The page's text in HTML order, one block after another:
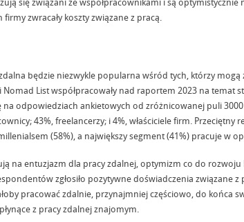
się związani ze współpracownikami i są
firmy zwracały koszty związane z pracą.
będzie niezwykle popularna wśród tych, którzy mogą
Nomad List współpracowały nad raportem 2023 na temat
na odpowiedziach ankietowych od zróżnicowanej puli
43%, freelancerzy; i 4%, właściciele firm. Przeciętny
(58%), a największy segment (41%) pracuje w
na entuzjazm dla pracy zdalnej, optymizm co do
zgłosiło pozytywne doświadczenia związane z
pracować zdalnie, przynajmniej częściowo, do końca
z pracy zdalnej znajomym.